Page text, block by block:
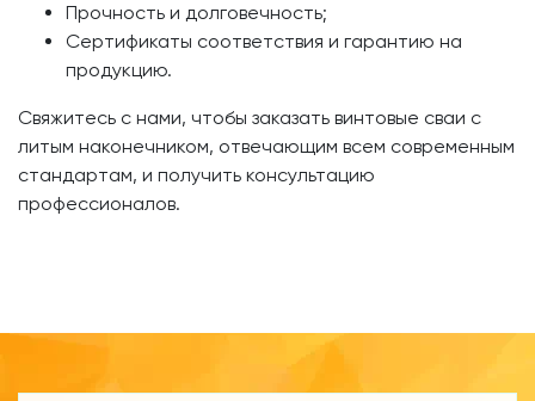
Прочность и долговечность;
Сертификаты соответствия и гарантию на
продукцию.
Свяжитесь с нами, чтобы заказать винтовые сваи с
литым наконечником, отвечающим всем современным
стандартам, и получить консультацию
профессионалов.